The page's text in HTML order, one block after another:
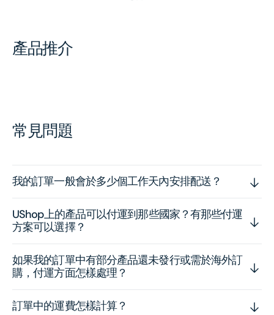
產品推介
常見問題
我的訂單一般會於多少個工作天內安排配送？
UShop上的產品可以付運到那些國家？有那些付運
方案可以選擇？
如果我的訂單中有部分產品還未發行或需於海外訂
購，付運方面怎樣處理？
訂單中的運費怎樣計算？